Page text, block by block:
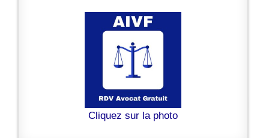
Cliquez sur la photo